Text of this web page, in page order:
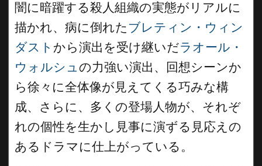
闇に暗躍する殺人組織の実態がリアルに
描かれ、病に倒れた ブレティン・ウィン
ダスト から演出を受け継いだラオール・
ウォルシュの力強い演出、回想シーンか
ら徐々に全体像が見えてくる巧みな構
成、さらに、多くの登場人物が、それぞ
れの個性を生かし見事に演ずる見応えの
あるドラマに仕上がっている。